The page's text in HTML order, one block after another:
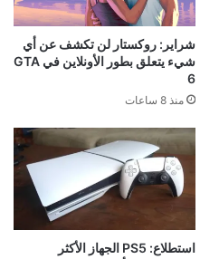
شراير: روكستار لن تكشف عن أي
شيء يتعلق بطور الأونلاين في GTA
6
منذ 8 ساعات
استطلاع: PS5 الجهاز الأكثر